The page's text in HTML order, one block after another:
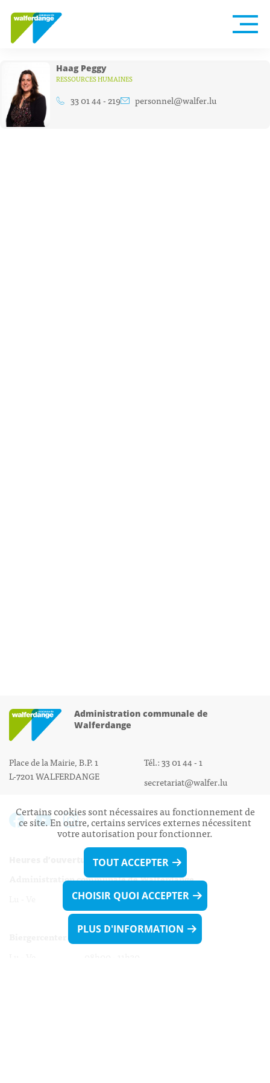
Haag Peggy
RESSOURCES HUMAINES
33 01 44 - 219 personnel@walfer.lu
Administration communale de
Walferdange
Place de la Mairie, B.P. 1
L-7201 WALFERDANGE
Tél.: 33 01 44 - 1
secretariat@walfer.lu
Heures d’ouverture:
Administration communale de Walferdange
Lu - Ve 08h00 - 11h30
13h30 - 16h00
Certains cookies sont nécessaires au fonctionnement de
ce site. En outre, certains services externes nécessitent
votre autorisation pour fonctionner.
TOUT ACCEPTER
CHOISIR QUOI ACCEPTER
PLUS D'INFORMATION